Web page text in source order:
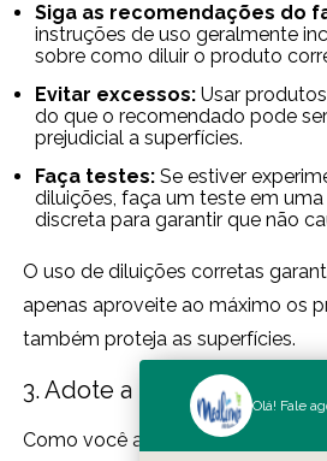
Siga as recomendações do
instruções de uso geralmente
sobre como diluir o produto
Evitar excessos: Usar
do que o recomendado pode
prejudicial a superfícies.
Faça testes: Se estiver
diluições, faça um teste em
discreta para garantir que não
O uso de diluições corretas
apenas aproveite ao máximo os
também proteja as superfícies.
3. Adote a técnica de
Como você aplica os produtos de
Olá! Fale